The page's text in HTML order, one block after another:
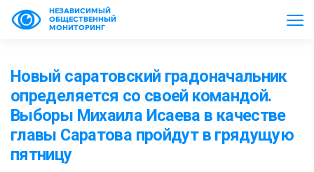
НЕЗАВИСИМЫЙ
ОБЩЕСТВЕННЫЙ
МОНИТОРИНГ
Новый саратовский градоначальник
определяется со своей командой.
Выборы Михаила Исаева в качестве
главы Саратова пройдут в грядущую
пятницу